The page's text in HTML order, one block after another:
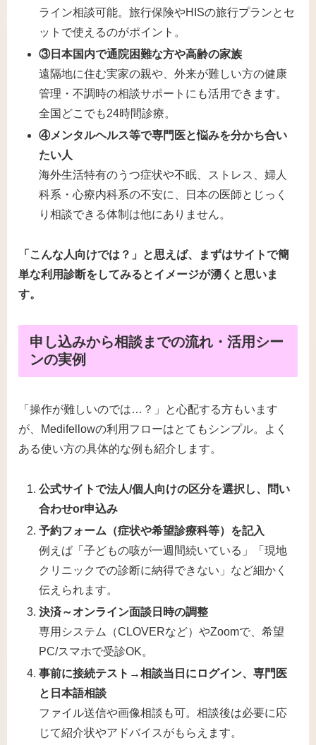
ライン相談可能。旅行保険やHISの旅行プランとセ
ットで使えるのがポイント。
③日本国内で通院困難な方や高齢の家族
遠隔地に住む実家の親や、外来が難しい方の健康
管理・不調時の相談サポートにも活用できます。
全国どこでも24時間診療。
④メンタルヘルス等で専門医と悩みを分かち合い
たい人
海外生活特有のうつ症状や不眠、ストレス、婦人
科系・心療内科系の不安に、日本の医師とじっく
り相談できる体制は他にありません。
「こんな人向けでは？」と思えば、まずはサイトで簡
単な利用診断をしてみるとイメージが湧くと思いま
す。
申し込みから相談までの流れ・活用シー
ンの実例
「操作が難しいのでは…？」と心配する方もいます
が、Medifellowの利用フローはとてもシンプル。よく
ある使い方の具体的な例も紹介します。
公式サイトで法人/個人向けの区分を選択し、問い
合わせor申込み
予約フォーム（症状や希望診療科等）を記入
例えば「子どもの咳が一週間続いている」「現地
クリニックでの診断に納得できない」など細かく
伝えられます。
決済～オンライン面談日時の調整
専用システム（CLOVERなど）やZoomで、希望
PC/スマホで受診OK。
事前に接続テスト→相談当日にログイン、専門医
と日本語相談
ファイル送信や画像相談も可。相談後は必要に応
じて紹介状やアドバイスがもらえます。